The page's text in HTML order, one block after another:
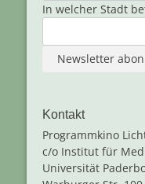
In welcher Stadt
Kontakt
Programmkino
c/o Institut für
Universität